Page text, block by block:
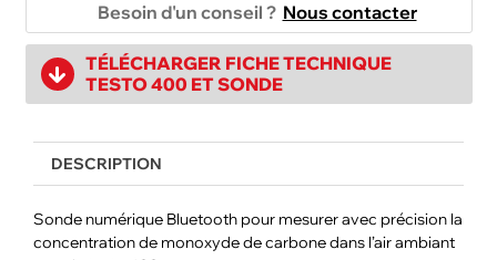
Besoin d'un conseil ? Nous contacter
TÉLÉCHARGER FICHE TECHNIQUE
TESTO 400 ET SONDE
DESCRIPTION
Sonde numérique Bluetooth pour mesurer avec précision la
concentration de monoxyde de carbone dans l’air ambiant